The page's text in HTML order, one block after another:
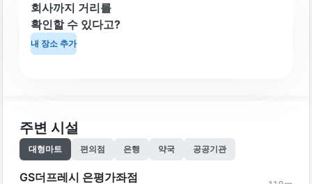
회사까지 거리를
확인할 수 있다고?
내 장소 추가
주변 시설
대형마트 편의점 은행 약국 공공기관
GS더프레시 은평가좌점